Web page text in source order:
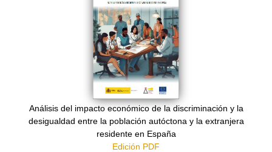
Análisis del impacto económico de la discriminación y la
desigualdad entre la población autóctona y la extranjera
residente en España
Edición PDF